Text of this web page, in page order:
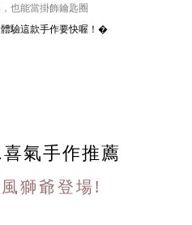
也能當掛飾鑰匙圈
驗這款手作要快喔！�
氣手作推薦
獅爺登場!